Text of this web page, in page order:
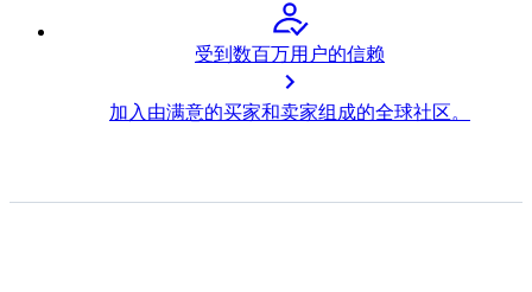
受到数百万用户的信赖
加入由满意的买家和卖家组成的全球社区。